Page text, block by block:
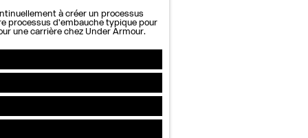
à créer un processus
processus d'embauche typique pour
une carrière chez Under Armour.
pour examiner l’offre d’emploi et les